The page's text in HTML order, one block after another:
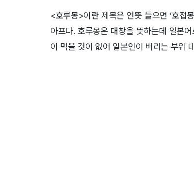
<호루몽>이란 제목은 언뜻 들으면 ‘호접
아프다. 호루몽은 대창을 뜻하는데 일본
이 먹을 것이 없어 일본인이 버리는 부위